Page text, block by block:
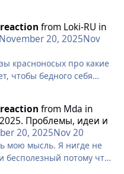
и звездах.
красноносых
from Loki-RU in
November 20, 2025Nov
красноносых про какие
чтобы бедного себя
и звездах.
красноносых
from Mda in
Проблемы, идеи и
20, 2025Nov 20
мою мысль. Я нигде не
бесполезный потому что